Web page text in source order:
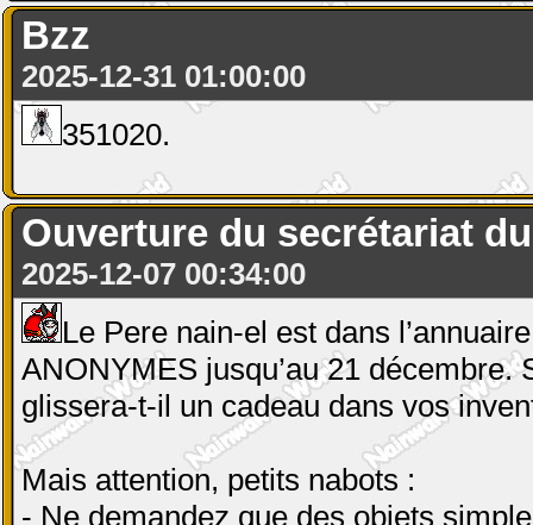
Bzz
2025-12-31 01:00:00
351020.
Ouverture du secrétariat
2025-12-07 00:34:00
Le Pere nain-el est dans
ANONYMES jusqu’au 21
glissera-t-il un cadeau dans vos
Mais attention, petits nabots :
- Ne demandez que des objets